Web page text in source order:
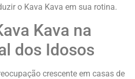
o Kava Kava em sua rotina.
Kava na
dos Idosos
crescente em casas de